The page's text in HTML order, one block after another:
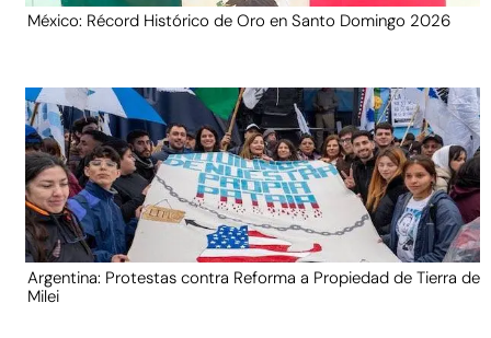
México: Récord Histórico de Oro en Santo Domingo 2026
Argentina: Protestas contra Reforma a Propiedad de Tierra de
Milei